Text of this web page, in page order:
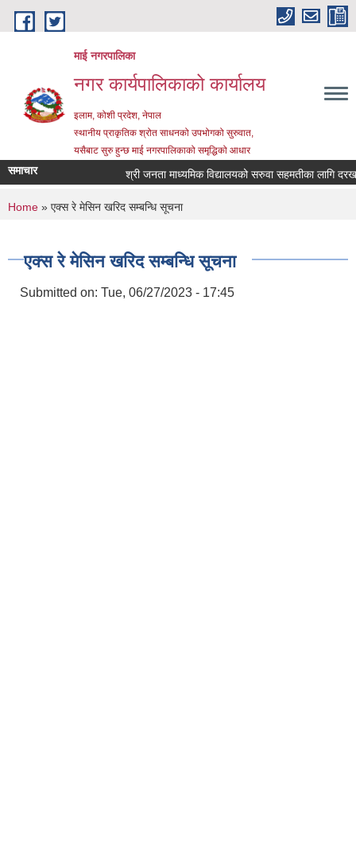
Skip to main content
माई नगरपालिका
नगर कार्यपालिकाको कार्यालय
इलाम, कोशी प्रदेश, नेपाल
स्थानीय प्राकृतिक श्रोत साधनको उपभोगको सुरुवात,
यसैबाट सुरु हुन्छ माई नगरपालिकाको समृद्धिको आधार
समाचार श्री जनता माध्यमिक विद्यालयको सरुवा सहमतीका लागि
You are here
Home » एक्स रे मेसिन खरिद सम्बन्धि सूचना
एक्स रे मेसिन खरिद सम्बन्धि सूचना
Submitted on: Tue, 06/27/2023 - 17:45